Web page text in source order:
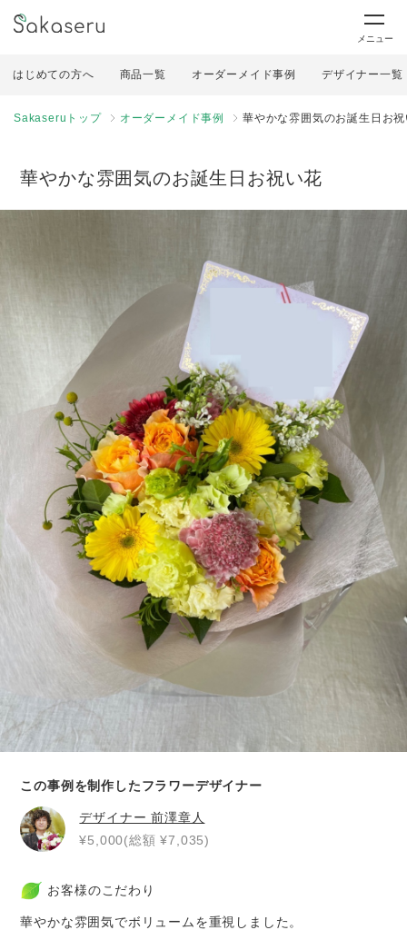
メニュー
はじめての方へ 商品一覧 オーダーメイド事例 デザイナー一覧
Sakaseruトップ オーダーメイド事例 華やかな雰囲気のお誕生日お
華やかな雰囲気のお誕生日お祝い花
この事例を制作したフラワーデザイナー
デザイナー前澤章人
¥5,000(総額 ¥7,035)
お客様のこだわり
華やかな雰囲気でボリュームを重視しました。